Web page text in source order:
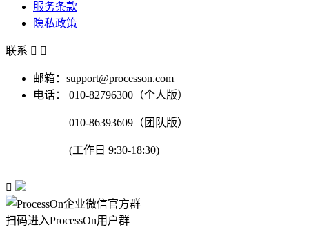
服务条款
隐私政策
联系  
邮箱：support@processon.com
电话：
010-82796300（个人版）
010-86393609（团队版）
(工作日 9:30-18:30)

扫码进入ProcessOn用户群